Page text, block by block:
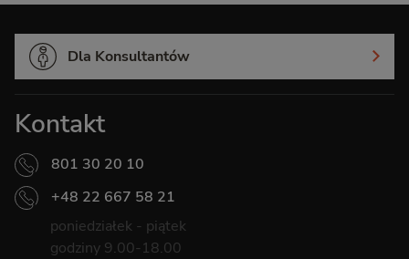
Kontakt
801 30 20 10
+48 22 667 58 21
poniedziałek - piątek
godziny 9.00-18.00
Dla Konsultantów